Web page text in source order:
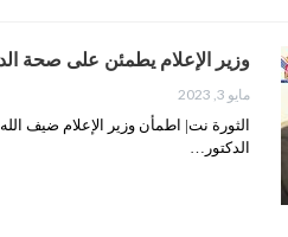
وزير الإعلام يطمئن على صحة
مايو 3, 2023
الثورة نت| اطمأن وزير الإعلام ضيف
الدكتور…